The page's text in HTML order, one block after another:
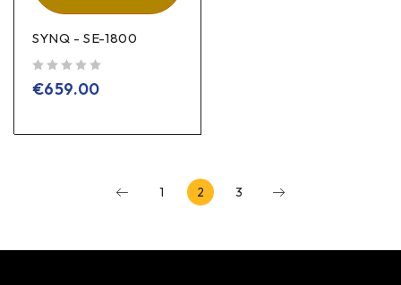
SYNQ - SE-1800
€659.00
1 2 3